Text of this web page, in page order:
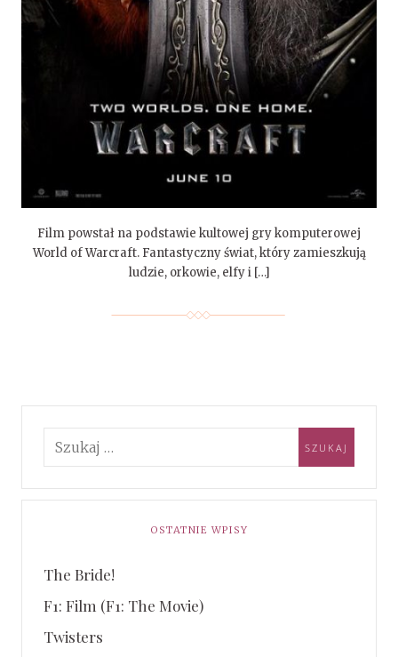
Film powstał na podstawie kultowej gry komputerowej
World of Warcraft. Fantastyczny świat, który zamieszkują
ludzie, orkowie, elfy i […]
OSTATNIE WPISY
The Bride!
F1: Film (F1: The Movie)
Twisters